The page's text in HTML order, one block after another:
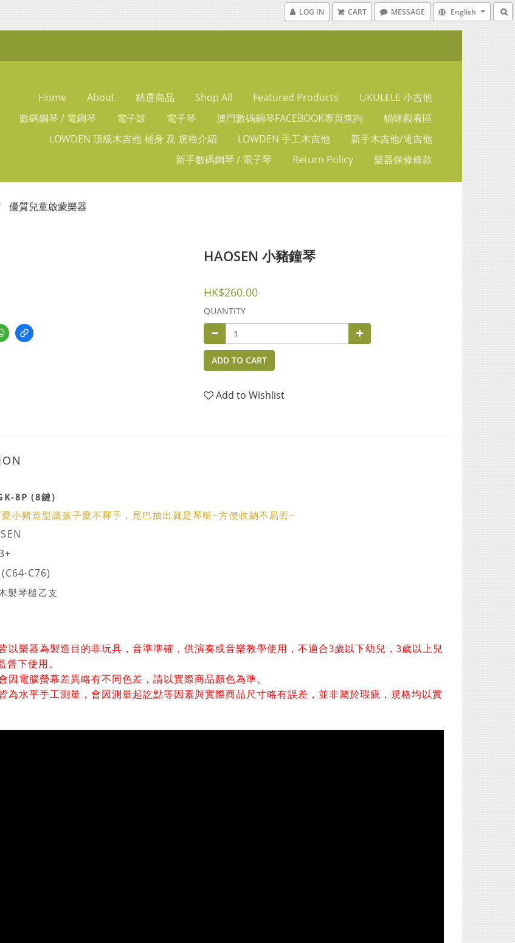
LOG IN CART MESSAGE English
Home About 精選商品 Shop All Featured Products
UKULELE 小吉他
數碼鋼琴 / 電鋼琴
電子鼓 電子琴 澳門數碼鋼琴FACEBOOK專頁查詢
貓咪觀看區
LOWDEN 頂級木吉他 桶身 及 規格介紹
LOWDEN 手工木吉他
新手木吉他/電吉他
新手數碼鋼琴 / 電子琴
Return Policy 樂器保修條款
優質兒童啟蒙樂器
HAOSEN 小豬鐘琴
HK$260.00
QUANTITY
ADD TO CART
Add to Wishlist
8P (8鍵)
小豬造型讓孩子愛不釋手，尾巴抽出就是琴槌~方便收納不易丟~
C76)
製琴槌乙支
以樂器為製造目的非玩具，音準準確，供演奏或音樂教學使用，不適合3歲以下幼兒，3歲以上兒
督下使用。
因電腦螢幕差異略有不同色差，請以實際商品顏色為準。
為水平手工測量，會因測量起訖點等因素與實際商品尺寸略有誤差，並非屬於瑕疵，規格均以實